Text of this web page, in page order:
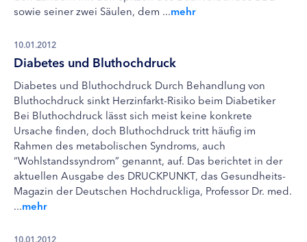
sowie seiner zwei Säulen, dem ...mehr
10.01.2012
Diabetes und Bluthochdruck
Diabetes und Bluthochdruck Durch Behandlung von
Bluthochdruck sinkt Herzinfarkt-Risiko beim Diabetiker
Bei Bluthochdruck lässt sich meist keine konkrete
Ursache finden, doch Bluthochdruck tritt häufig im
Rahmen des metabolischen Syndroms, auch
“Wohlstandssyndrom” genannt, auf. Das berichtet in der
aktuellen Ausgabe des DRUCKPUNKT, das Gesundheits-
Magazin der Deutschen Hochdruckliga, Professor Dr. med.
...mehr
10.01.2012